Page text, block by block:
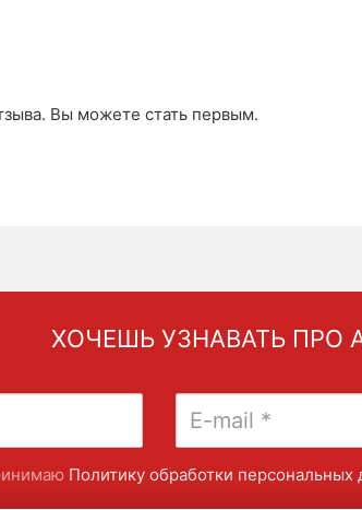
Вы можете стать первым.
ХОЧЕШЬ УЗНАВАТЬ ПРО
Политику обработки персональных